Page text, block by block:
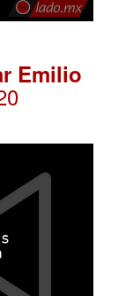
Emilio